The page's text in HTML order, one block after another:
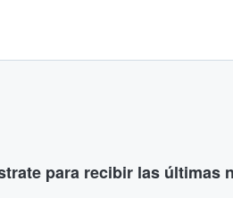
para recibir las últimas